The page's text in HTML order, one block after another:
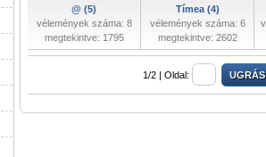
@ (5)
vélemények száma: 8
megtekintve: 1795
Tímea (4)
vélemények száma: 6
megtekintve: 2602
1/2 | Oldal: